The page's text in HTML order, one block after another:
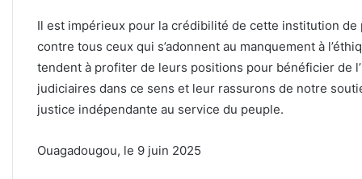
Il est impérieux pour la crédibilité de cette institution
contre tous ceux qui s’adonnent au manquement à
tendent à profiter de leurs positions pour bénéficier de
judiciaires dans ce sens et leur rassurons de notre
justice indépendante au service du peuple.
Ouagadougou, le 9 juin 2025